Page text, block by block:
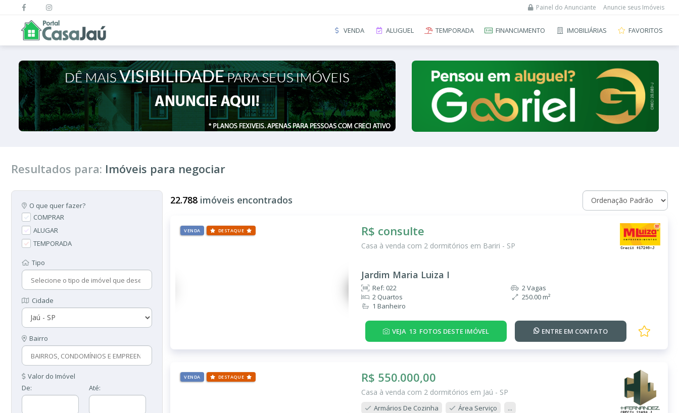
Painel do Anunciante Anuncie seus Imóveis
VENDA ALUGUEL TEMPORADA FINANCIAMENTO IMOBILIÁRIAS FAVORITOS
Resultados para: Imóveis para negociar
O que quer fazer?
COMPRAR
ALUGAR
TEMPORADA
Tipo
Cidade
Bairro
Valor do Imóvel
De:
Até:
22.788 imóveis encontrados
VENDA DESTAQUE R$ consulte
Casa à venda com 2 dormitórios em Bariri - SP
Jardim Maria Luiza I
Ref: 022
2 Quartos
1 Banheiro
2 Vagas
250.00 m²
VEJA 13 FOTOS DESTE IMÓVEL ENTRE EM CONTATO
VENDA DESTAQUE R$ 550.000,00
Casa à venda com 2 dormitórios em Jaú - SP
Armários De Cozinha Área Serviço ...